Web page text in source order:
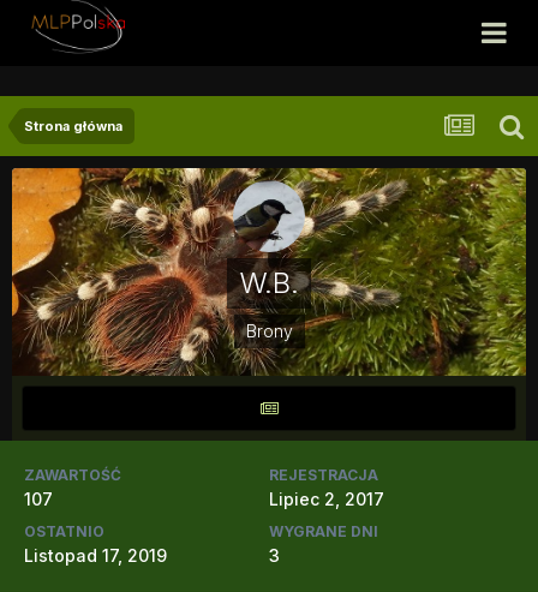
Strona główna
W.B.
Brony
ZAWARTOŚĆ
107
REJESTRACJA
Lipiec 2, 2017
OSTATNIO
Listopad 17, 2019
WYGRANE DNI
3